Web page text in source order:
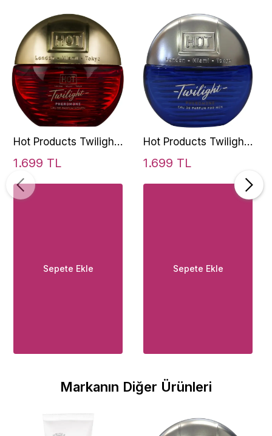
Hot Products Twilight
Pheromone Women
1.699 TL
Sepete Ekle
Hot Products Twilight
Man Erkek Parfüm 15
1.699 TL
Sepete Ekle
Markanın Diğer Ürünleri